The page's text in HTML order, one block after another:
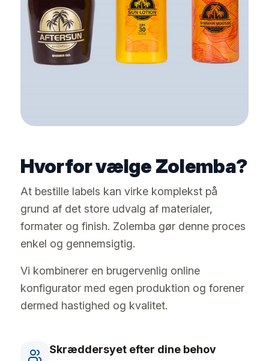
Hvorfor vælge Zolemba?
At bestille labels kan virke komplekst på
grund af det store udvalg af materialer,
formater og finish. Zolemba gør denne proces
enkel og gennemsigtig.
Vi kombinerer en brugervenlig online
konfigurator med egen produktion og forener
dermed hastighed og kvalitet.
Skræddersyet efter dine behov